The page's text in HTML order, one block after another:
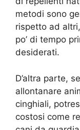
metodi sono
rispetto ad
po’ di tempo
desiderati.
D’altra parte,
allontanare
cinghiali,
costosi come